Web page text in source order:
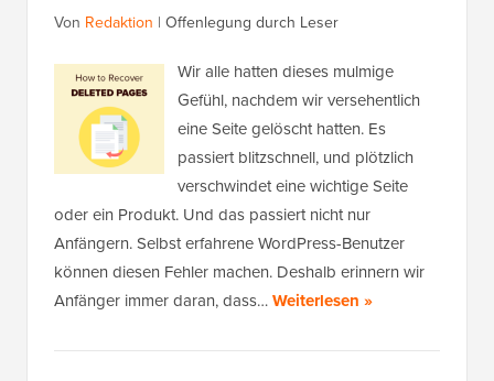
Von Redaktion | Offenlegung durch Leser
Wir alle hatten dieses mulmige
Gefühl, nachdem wir versehentlich
eine Seite gelöscht hatten. Es
passiert blitzschnell, und plötzlich
verschwindet eine wichtige Seite
oder ein Produkt. Und das passiert nicht nur
Anfängern. Selbst erfahrene WordPress-Benutzer
können diesen Fehler machen. Deshalb erinnern wir
Anfänger immer daran, dass…Weiterlesen »